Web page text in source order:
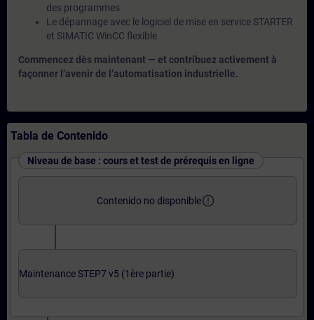
des programmes
Le dépannage avec le logiciel de mise en service STARTER
et SIMATIC WinCC flexible
Commencez dès maintenant — et contribuez activement à
façonner l’avenir de l’automatisation industrielle.
Tabla de Contenido
Niveau de base : cours et test de prérequis en ligne
Contenido no disponibleerror_outline
Maintenance STEP7 v5 (1ère partie)